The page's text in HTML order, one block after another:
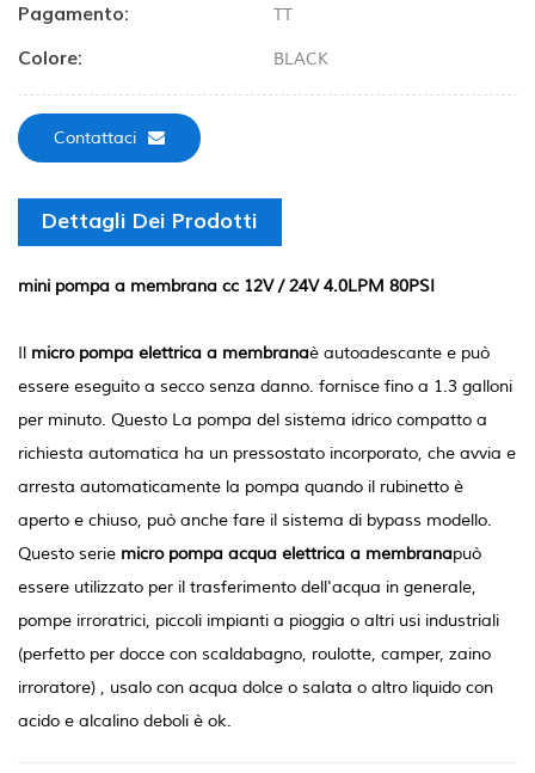
Pagamento: TT
Colore: BLACK
Contattaci
Dettagli Dei Prodotti
mini pompa a membrana cc 12V / 24V 4.0LPM 80PSI
Il micro pompa elettrica a membranaè autoadescante e può
essere eseguito a secco senza danno. fornisce fino a 1.3 galloni
per minuto. Questo La pompa del sistema idrico compatto a
richiesta automatica ha un pressostato incorporato, che avvia e
arresta automaticamente la pompa quando il rubinetto è
aperto e chiuso, può anche fare il sistema di bypass modello.
Questo serie micro pompa acqua elettrica a membranapuò
essere utilizzato per il trasferimento dell'acqua in generale,
pompe irroratrici, piccoli impianti a pioggia o altri usi industriali
(perfetto per docce con scaldabagno, roulotte, camper, zaino
irroratore) , usalo con acqua dolce o salata o altro liquido con
acido e alcalino deboli è ok.